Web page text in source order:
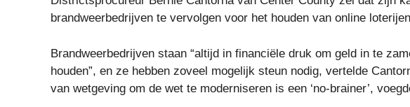
brandweerbedrijven te vervolgen voor het houden van online
Brandweerbedrijven staan ​​“altijd in financiële druk om geld in te
houden”, en ze hebben zoveel mogelijk steun nodig, vertelde
van wetgeving om de wet te moderniseren is een ‘no-brainer’,